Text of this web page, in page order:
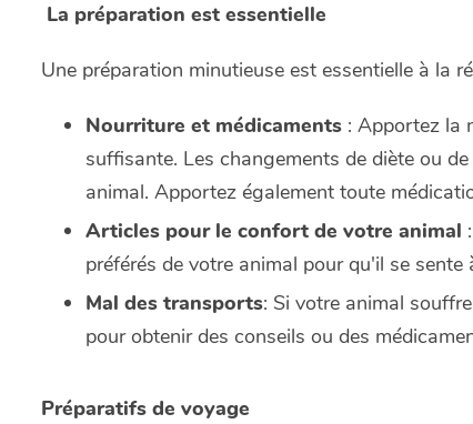
La préparation est essentielle
Une préparation minutieuse est essentielle à la
Nourriture et médicaments : Apportez la
suffisante. Les changements de diète ou
animal. Apportez également toute
Articles pour le confort de votre animal
préférés de votre animal pour qu'il se
Mal des transports: Si votre animal
pour obtenir des conseils ou des
Préparatifs de voyage